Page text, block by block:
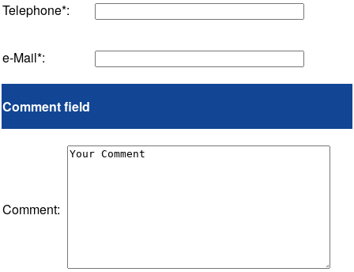
Telephone*:
e-Mail*:
Comment field
Comment: